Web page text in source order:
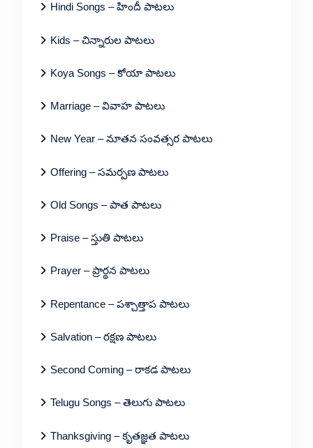
Hindi Songs – హిందీ పాటలు
Kids – చిన్నారుల పాటలు
Koya Songs – కోయా పాటలు
Marriage – వివాహ పాటలు
New Year – నూతన సంవత్సర పాటలు
Offering – సమర్పణ పాటలు
Old Songs – పాత పాటలు
Praise – స్తుతి పాటలు
Prayer – ప్రార్థన పాటలు
Repentance – పశ్చాత్తాప పాటలు
Salvation – రక్షణ పాటలు
Second Coming – రాకడ పాటలు
Telugu Songs – తెలుగు పాటలు
Thanksgiving – కృతజ్ఞత పాటలు